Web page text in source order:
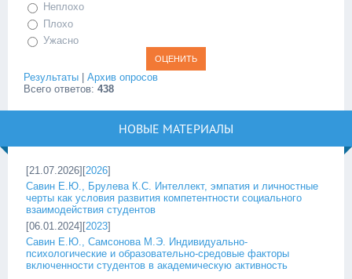
Неплохо
Плохо
Ужасно
Результаты
Архив опросов
Всего ответов: 438
НОВЫЕ МАТЕРИАЛЫ
[21.07.2026][2026]
Савин Е.Ю., Брулева К.С. Интеллект, эмпатия и личностные
черты как условия развития компетентности социального
взаимодействия студентов
[06.01.2024][2023]
Савин Е.Ю., Самсонова М.Э. Индивидуально-
психологические и образовательно-средовые факторы
включенности студентов в академическую активность